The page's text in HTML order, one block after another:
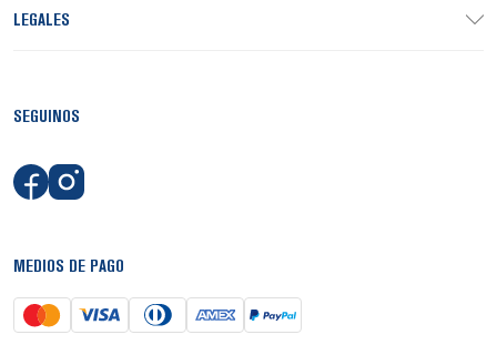
LEGALES
SEGUINOS
MEDIOS DE PAGO